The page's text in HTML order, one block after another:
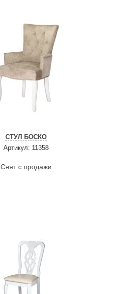
СТУЛ БОСКО
Артикул: 11358
Снят с продажи